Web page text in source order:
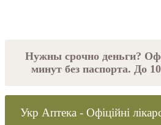
Нужны срочно деньги?
минут без паспорта. До
Укр Аптека - Офіційні